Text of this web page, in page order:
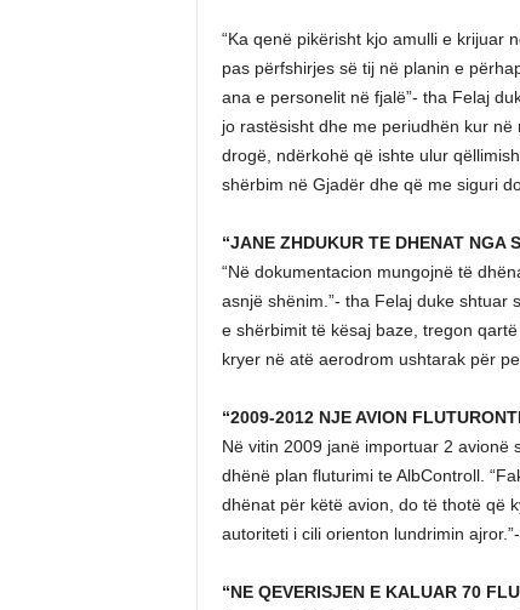
“Ka qenë pikërisht kjo amulli e krijuar
pas përfshirjes së tij në planin e
ana e personelit në fjalë”- tha Felaj
jo rastësisht dhe me periudhën kur
drogë, ndërkohë që ishte ulur
shërbim në Gjadër dhe që me siguri
“JANE ZHDUKUR TE DHENAT NGA
“Në dokumentacion mungojnë të
asnjë shënim.”- tha Felaj duke shtuar
e shërbimit të kësaj baze, tregon
kryer në atë aerodrom ushtarak për
“2009-2012 NJE AVION
Në vitin 2009 janë importuar 2 avionë
dhënë plan fluturimi te AlbControll.
dhënat për këtë avion, do të thotë që
autoriteti i cili orienton lundrimin
“NE QEVERISJEN E KALUAR 70